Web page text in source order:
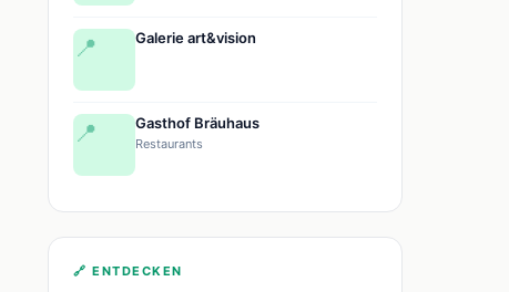
📍 Galerie art&vision
📍 Gasthof Bräuhaus
Restaurants
🔗 ENTDECKEN